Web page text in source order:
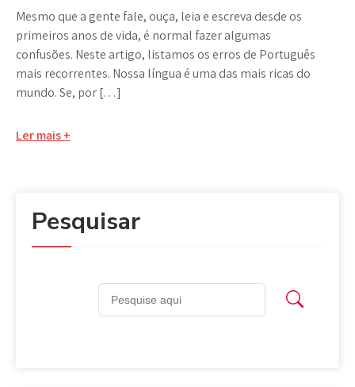
Mesmo que a gente fale, ouça, leia e escreva desde os
primeiros anos de vida, é normal fazer algumas
confusões. Neste artigo, listamos os erros de Português
mais recorrentes. Nossa língua é uma das mais ricas do
mundo. Se, por […]
Ler mais +
Pesquisar